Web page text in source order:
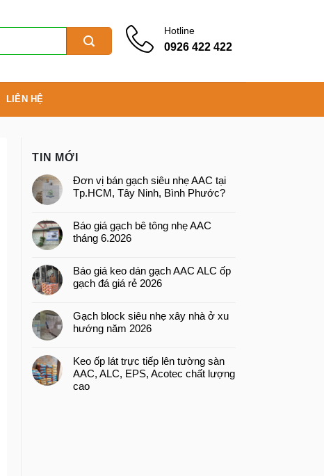
Hotline
0926 422 422
LIÊN HỆ
TIN MỚI
Đơn vị bán gạch siêu nhẹ AAC tại
Tp.HCM, Tây Ninh, Bình Phước?
Báo giá gạch bê tông nhẹ AAC
tháng 6.2026
Báo giá keo dán gạch AAC ALC ốp
gạch đá giá rẻ 2026
Gạch block siêu nhẹ xây nhà ở xu
hướng năm 2026
Keo ốp lát trực tiếp lên tường sàn
AAC, ALC, EPS, Acotec chất lượng
cao